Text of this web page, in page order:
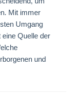
Mit immer
Umgang
Quelle der
und